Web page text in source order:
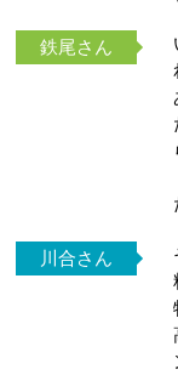
鉄尾さん
川合さん